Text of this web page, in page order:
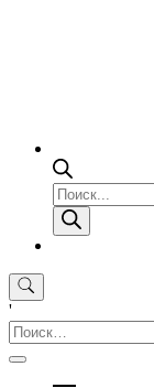
Поиск
товаров
'
Найти: